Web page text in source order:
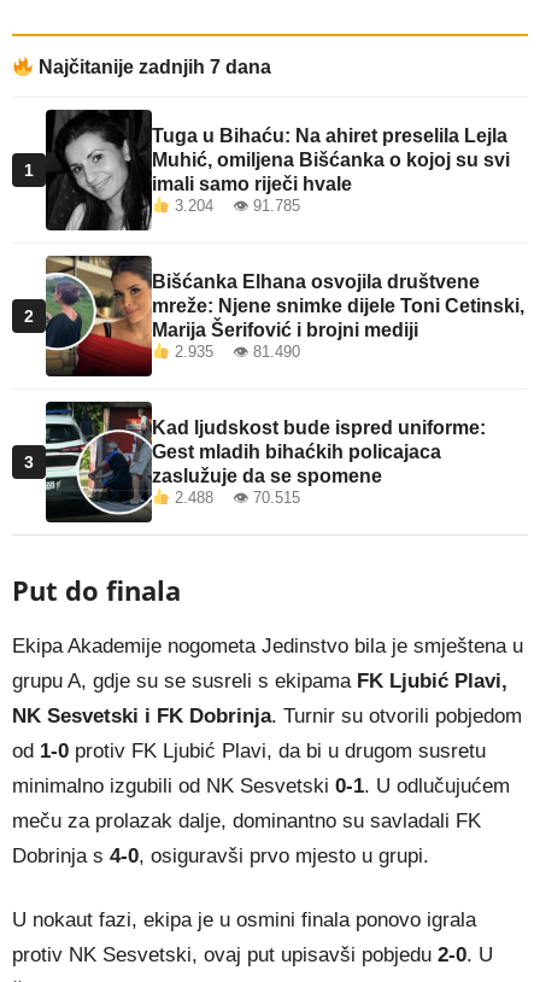
Najčitanije zadnjih 7 dana
1
Tuga u Bihaću: Na ahiret preselila Lejla
Muhić, omiljena Bišćanka o kojoj su svi
imali samo riječi hvale
3.204 👁 91.785
2
Bišćanka Elhana osvojila društvene
mreže: Njene snimke dijele Toni Cetinski,
Marija Šerifović i brojni mediji
2.935 👁 81.490
3
Kad ljudskost bude ispred uniforme:
Gest mladih bihaćkih policajaca
zaslužuje da se spomene
2.488 👁 70.515
Put do finala
Ekipa Akademije nogometa Jedinstvo bila je smještena u
grupu A, gdje su se susreli s ekipama FK Ljubić Plavi,
NK Sesvetski i FK Dobrinja. Turnir su otvorili pobjedom
od 1-0 protiv FK Ljubić Plavi, da bi u drugom susretu
minimalno izgubili od NK Sesvetski 0-1. U odlučujućem
meču za prolazak dalje, dominantno su savladali FK
Dobrinja s 4-0, osiguravši prvo mjesto u grupi.
U nokaut fazi, ekipa je u osmini finala ponovo igrala
protiv NK Sesvetski, ovaj put upisavši pobjedu 2-0. U